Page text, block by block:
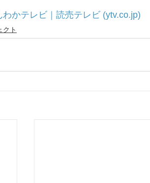
かテレビ｜読売テレビ (ytv.co.jp)
クト